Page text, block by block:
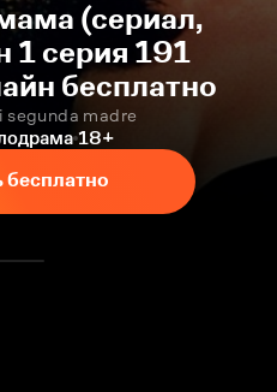
(сериал,
1 серия 191
бесплатно
segunda madre
18+